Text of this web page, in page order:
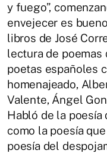
y fuego”,
envejecer es
libros de José
lectura de poemas
poetas españoles
homenajeado,
Valente, Ángel
Habló de la poesía
como la poesía
poesía del